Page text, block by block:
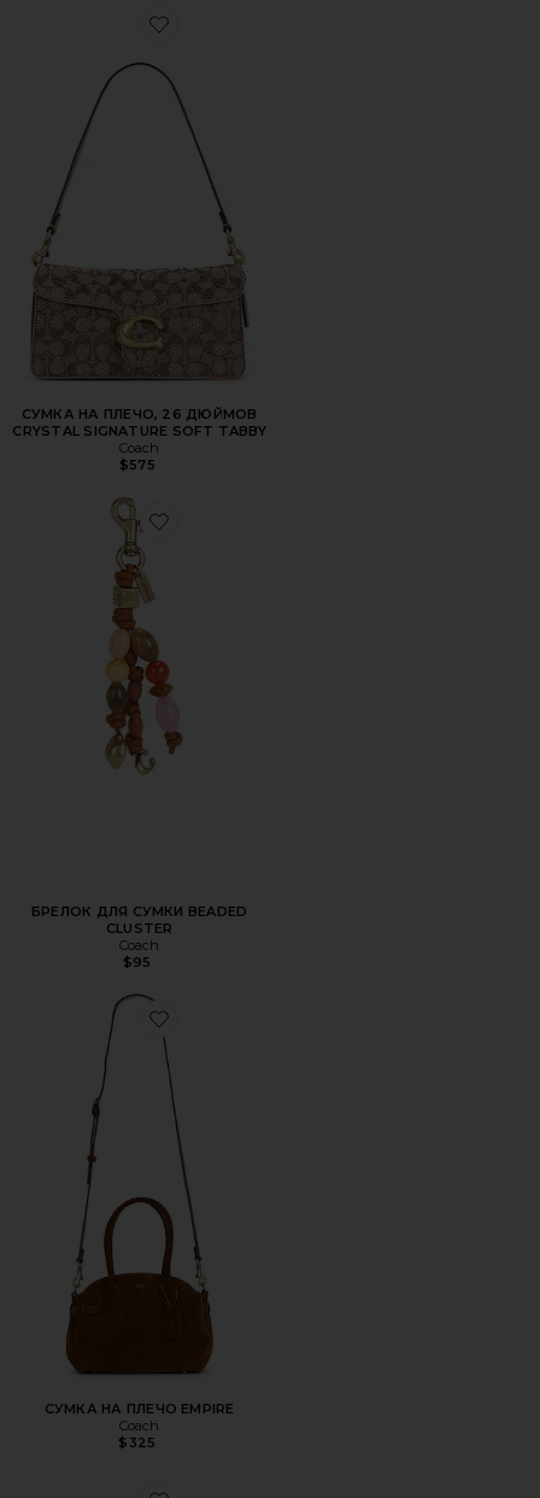
Favorite СУМКА НА ПЛЕЧО, 26 ДЮЙМОВ CRYSTAL
СУМКА НА ПЛЕЧО, 26 ДЮЙМОВ
CRYSTAL SIGNATURE SOFT TABBY
Coach
$575
Favorite БРЕЛОК ДЛЯ СУМКИ BEADED CLUSTER
БРЕЛОК ДЛЯ СУМКИ BEADED
CLUSTER
Coach
$95
Favorite СУМКА НА ПЛЕЧО EMPIRE
СУМКА НА ПЛЕЧО EMPIRE
Coach
$325